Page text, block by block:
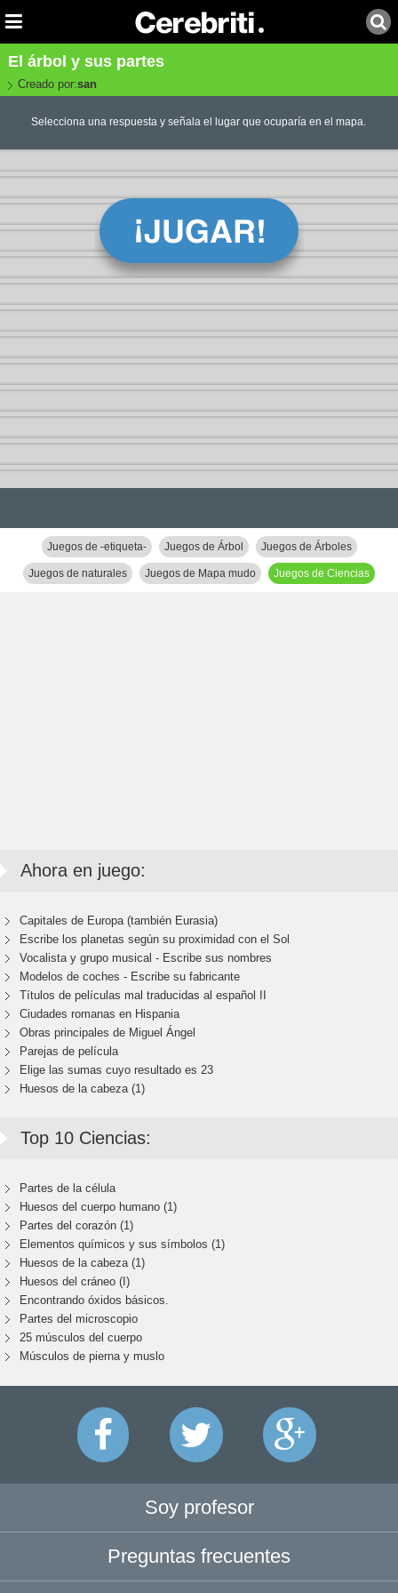
El árbol y sus partes
Creado por:san
Selecciona una respuesta y señala el lugar que ocuparía en el mapa.
Juegos de -etiqueta- Juegos de Árbol Juegos de Árboles
Juegos de naturales Juegos de Mapa mudo Juegos de Ciencias
Ahora en juego:
Capitales de Europa (también Eurasia)
Escribe los planetas según su proximidad con el Sol
Vocalista y grupo musical - Escribe sus nombres
Modelos de coches - Escribe su fabricante
Títulos de películas mal traducidas al español II
Ciudades romanas en Hispania
Obras principales de Miguel Ángel
Parejas de película
Elige las sumas cuyo resultado es 23
Huesos de la cabeza (1)
Top 10 Ciencias:
Partes de la célula
Huesos del cuerpo humano (1)
Partes del corazón (1)
Elementos químicos y sus símbolos (1)
Huesos de la cabeza (1)
Huesos del cráneo (I)
Encontrando óxidos básicos.
Partes del microscopio
25 músculos del cuerpo
Músculos de pierna y muslo
Soy profesor
Preguntas frecuentes